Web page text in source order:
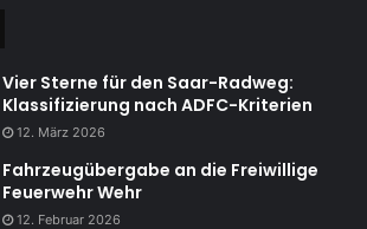
Vier Sterne für den Saar-Radweg:
Klassifizierung nach ADFC-Kriterien
12. März 2026
Fahrzeugübergabe an die Freiwillige
Feuerwehr Wehr
12. Februar 2026